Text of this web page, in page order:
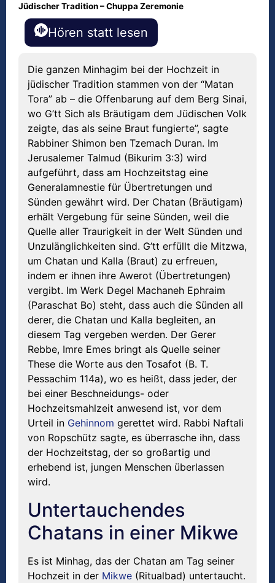
Jüdischer Tradition – Chuppa Zeremonie
Hören statt lesen
Die ganzen Minhagim bei der Hochzeit in
jüdischer Tradition stammen von der “Matan
Tora” ab – die Offenbarung auf dem Berg Sinai,
wo G’tt Sich als Bräutigam dem Jüdischen Volk
zeigte, das als seine Braut fungierte”, sagte
Rabbiner Shimon ben Tzemach Duran. Im
Jerusalemer Talmud (Bikurim 3:3) wird
aufgeführt, dass am Hochzeitstag eine
Generalamnestie für Übertretungen und
Sünden gewährt wird. Der Chatan (Bräutigam)
erhält Vergebung für seine Sünden, weil die
Quelle aller Traurigkeit in der Welt Sünden und
Unzulänglichkeiten sind. G’tt erfüllt die Mitzwa,
um Chatan und Kalla (Braut) zu erfreuen,
indem er ihnen ihre Awerot (Übertretungen)
vergibt. Im Werk Degel Machaneh Ephraim
(Paraschat Bo) steht, dass auch die Sünden all
derer, die Chatan und Kalla begleiten, an
diesem Tag vergeben werden. Der Gerer
Rebbe, Imre Emes bringt als Quelle seiner
These die Worte aus den Tosafot (B. T.
Pessachim 114a), wo es heißt, dass jeder, der
bei einer Beschneidungs- oder
Hochzeitsmahlzeit anwesend ist, vor dem
Urteil in Gehinnom gerettet wird. Rabbi Naftali
von Ropschütz sagte, es überrasche ihn, dass
der Hochzeitstag, der so großartig und
erhebend ist, jungen Menschen überlassen
wird.
Untertauchendes
Chatans in einer Mikwe
Es ist Minhag, das der Chatan am Tag seiner
Hochzeit in der Mikwe (Ritualbad) untertaucht.